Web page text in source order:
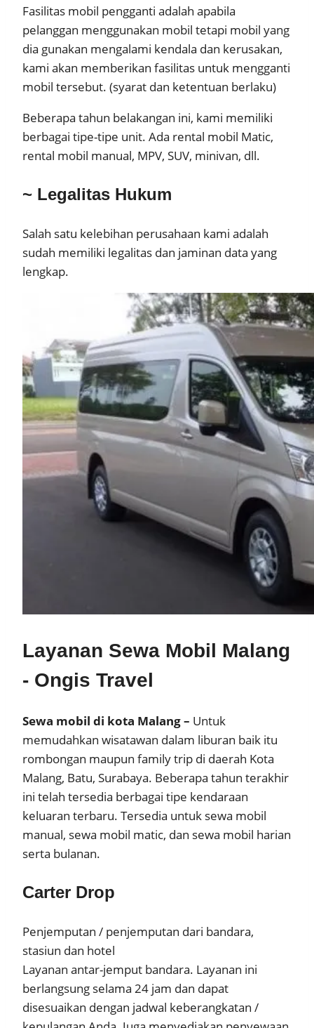
Fasilitas mobil pengganti adalah apabila
pelanggan menggunakan mobil tetapi mobil yang
dia gunakan mengalami kendala dan kerusakan,
kami akan memberikan fasilitas untuk mengganti
mobil tersebut. (syarat dan ketentuan berlaku)
Beberapa tahun belakangan ini, kami memiliki
berbagai tipe-tipe unit. Ada rental mobil Matic,
rental mobil manual, MPV, SUV, minivan, dll.
~ Legalitas Hukum
Salah satu kelebihan perusahaan kami adalah
sudah memiliki legalitas dan jaminan data yang
lengkap.
Layanan Sewa Mobil Malang
- Ongis Travel
Sewa mobil di kota Malang – Untuk
memudahkan wisatawan dalam liburan baik itu
rombongan maupun family trip di daerah Kota
Malang, Batu, Surabaya. Beberapa tahun terakhir
ini telah tersedia berbagai tipe kendaraan
keluaran terbaru. Tersedia untuk sewa mobil
manual, sewa mobil matic, dan sewa mobil harian
serta bulanan.
Carter Drop
Penjemputan / penjemputan dari bandara,
stasiun dan hotel
Layanan antar-jemput bandara. Layanan ini
berlangsung selama 24 jam dan dapat
disesuaikan dengan jadwal keberangkatan /